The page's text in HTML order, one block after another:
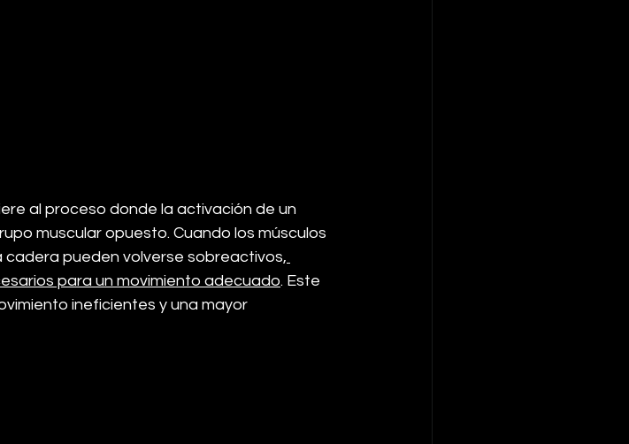
al proceso donde la activación de un
muscular opuesto. Cuando los músculos
pueden volverse sobreactivos,
para un movimiento adecuado. Este
ineficientes y una mayor